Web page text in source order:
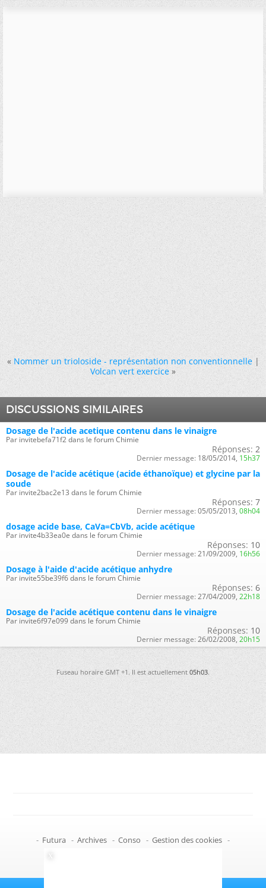
« Nommer un trioloside - représentation non conventionnelle|
Volcan vert exercice »
DISCUSSIONS SIMILAIRES
Dosage de l'acide acetique contenu dans le vinaigre
Par invitebefa71f2 dans le forum Chimie
Réponses: 2
Dernier message: 18/05/2014, 15h37
Dosage de l'acide acétique (acide éthanoïque) et glycine par la
soude
Par invite2bac2e13 dans le forum Chimie
Réponses: 7
Dernier message: 05/05/2013, 08h04
dosage acide base, CaVa=CbVb, acide acétique
Par invite4b33ea0e dans le forum Chimie
Réponses: 10
Dernier message: 21/09/2009, 16h56
Dosage à l'aide d'acide acétique anhydre
Par invite55be39f6 dans le forum Chimie
Réponses: 6
Dernier message: 27/04/2009, 22h18
Dosage de l'acide acétique contenu dans le vinaigre
Par invite6f97e099 dans le forum Chimie
Réponses: 10
Dernier message: 26/02/2008, 20h15
Fuseau horaire GMT +1. Il est actuellement05h03.
- Futura - Archives - Conso - Gestion des cookies -